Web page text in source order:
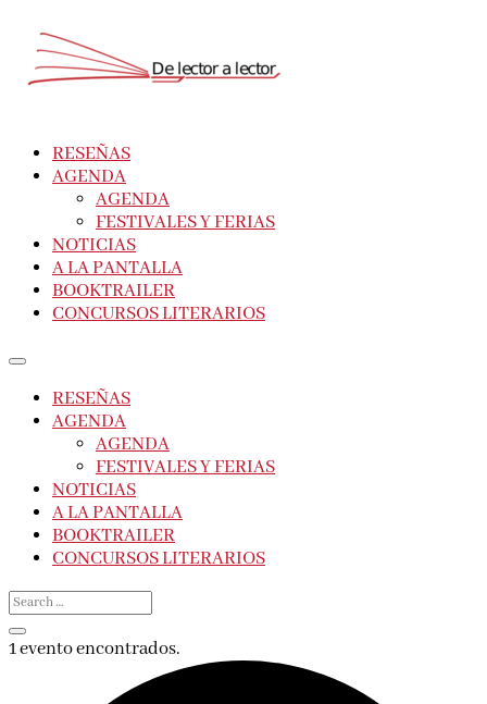
RESEÑAS
AGENDA
AGENDA
FESTIVALES Y FERIAS
NOTICIAS
A LA PANTALLA
BOOKTRAILER
CONCURSOS LITERARIOS
RESEÑAS
AGENDA
AGENDA
FESTIVALES Y FERIAS
NOTICIAS
A LA PANTALLA
BOOKTRAILER
CONCURSOS LITERARIOS
1 evento encontrados.